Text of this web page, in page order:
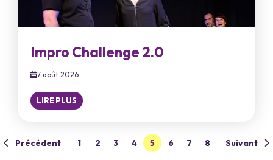
Impro Challenge 2.0
7 août 2026
LIRE PLUS
Précédent 1 2 3 4 5 6 7 8 Suivant